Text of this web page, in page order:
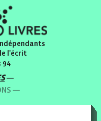
l'écrit
94